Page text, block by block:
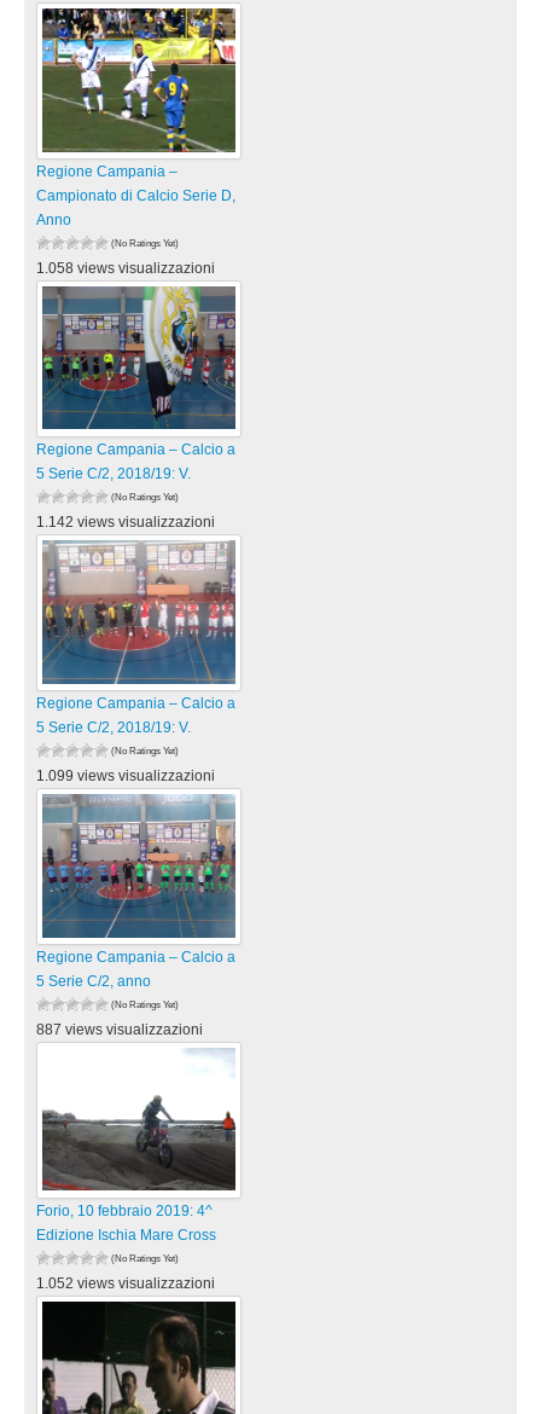
Regione Campania –
Campionato di Calcio Serie D,
Anno
(No Ratings Yet)
1.058 views visualizzazioni
Regione Campania – Calcio a
5 Serie C/2, 2018/19: V.
(No Ratings Yet)
1.142 views visualizzazioni
Regione Campania – Calcio a
5 Serie C/2, 2018/19: V.
(No Ratings Yet)
1.099 views visualizzazioni
Regione Campania – Calcio a
5 Serie C/2, anno
(No Ratings Yet)
887 views visualizzazioni
Forio, 10 febbraio 2019: 4^
Edizione Ischia Mare Cross
(No Ratings Yet)
1.052 views visualizzazioni